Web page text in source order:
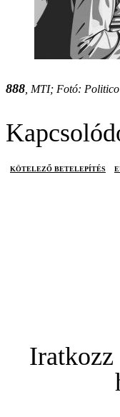
888 , MTI; Fotó: Politico
KÖTELEZŐ BETELEPÍTÉS
Iratkozz